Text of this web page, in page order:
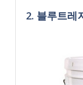
2. 블루트레